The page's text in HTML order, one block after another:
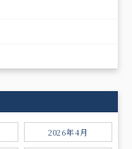
2026年4月